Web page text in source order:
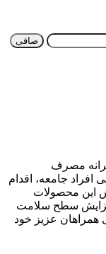
صافی
مصرف
افراد جامعه، اقدام
این محصولات
سطح سلامت
عزیز خود